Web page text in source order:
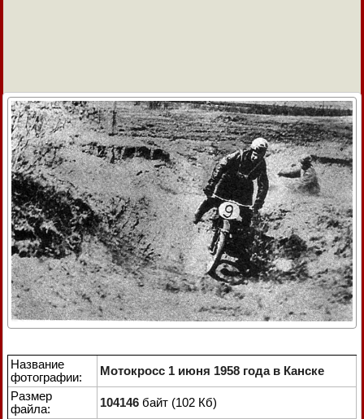
Название
фотографии:
Мотокросс 1 июня 1958 года в Канске
Размер
файла:
104146 байт (102 Кб)